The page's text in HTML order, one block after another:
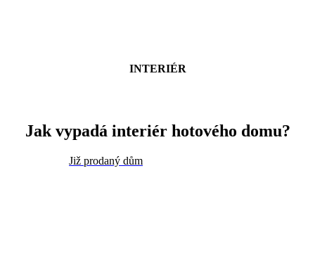
INTERIÉR
Jak vypadá interiér hotového domu?
Již prodaný dům